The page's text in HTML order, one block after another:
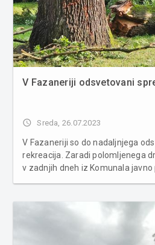
V Fazaneriji odsvetovani
access_time Sreda, 26.07.2023
V Fazaneriji so do nadaljnjega
rekreacija. Zaradi polomljenega
v zadnjih dneh iz Komunala